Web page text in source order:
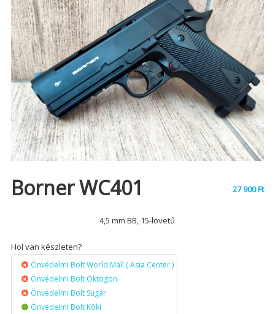
Borner WC401 27 900Ft
4,5 mm BB, 15-lövetű
Hol van készleten?
Önvédelmi Bolt World Mall ( Asia Center )
Önvédelmi Bolt Oktogon
Önvédelmi Bolt Sugár
Önvédelmi Bolt Köki